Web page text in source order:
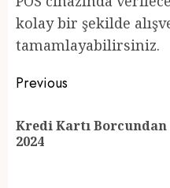
kolay bir şekilde
tamamlayabilirsiniz.
Post
navigation
Previous
Kredi Kartı Borcundan
2024